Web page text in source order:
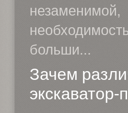
больши...
Зачем
экскаватор-